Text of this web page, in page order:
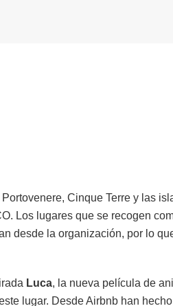
Cinque Terre y las
Los lugares que se recogen
desde la organización, por lo
Luca, la nueva película de
lugar. Desde Airbnb han